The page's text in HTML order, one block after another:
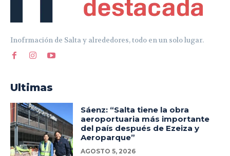
Inofrmación de Salta y alrededores, todo en un solo lugar.
Ultimas
Sáenz: “Salta tiene la obra
aeroportuaria más importante
del país después de Ezeiza y
Aeroparque”
AGOSTO 5, 2026